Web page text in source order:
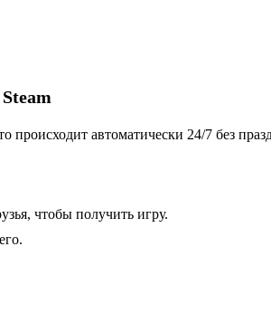
автоматически 24/7 без
чтобы получить игру.